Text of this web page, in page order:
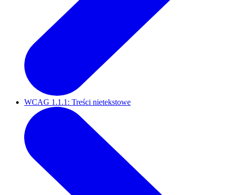
WCAG 1.1.1: Treści nietekstowe